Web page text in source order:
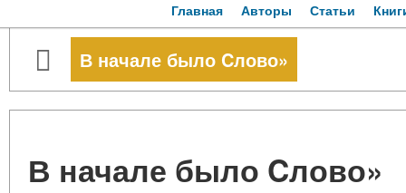
Главная Авторы Статьи
В начале было Cлово»
В начале было Cлово»